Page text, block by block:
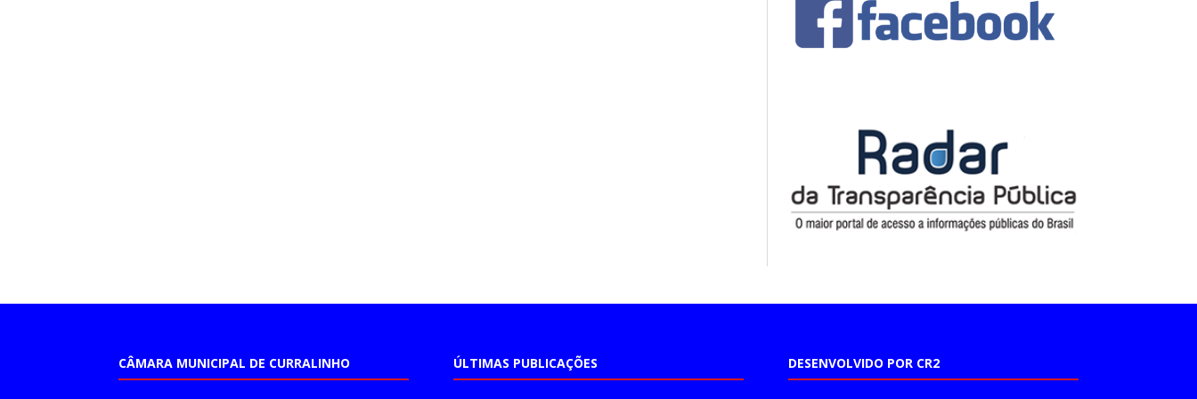
CÂMARA MUNICIPAL DE CURRALINHO ÚLTIMAS PUBLICAÇÕES DESENVOLVIDO POR CR2